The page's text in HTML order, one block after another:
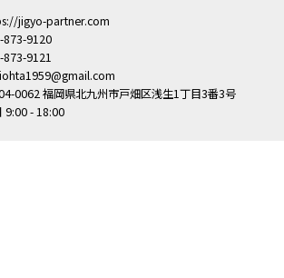
jigyo-partner.com
873-9120
873-9121
0062福岡県北九州市戸畑区浅生1丁目3番3号
9:00 - 18:00